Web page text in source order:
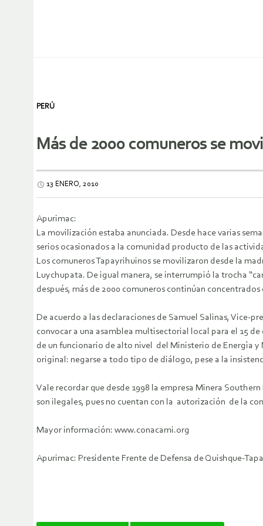
PERÚ
Más de 2000 comuneros se
13 ENERO, 2010
Apurimac:
La movilización estaba anunciada. Desde hace varias
serios ocasionados a la comunidad producto de las
Los comuneros Tapayrihuinos se movilizaron desde la
Luychupata. De igual manera, se interrumpió la trocha
después, más de 2000 comuneros continúan
De acuerdo a las declaraciones de Samuel Salinas, Vice-
convocar a una asamblea multisectorial local para el 15
de un funcionario de alto nivel del Ministerio de Energìa y
original: negarse a todo tipo de diálogo, pese a la
Vale recordar que desde 1998 la empresa Minera
son ilegales, pues no cuentan con la autorización de la
Mayor información: www.conacami.org
Apurimac: Presidente Frente de Defensa de Quishque-